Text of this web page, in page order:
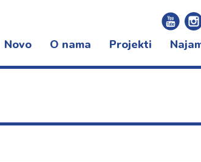
Novo
Novosti
O nama
Djelatnost
Lokacije
Projekti
Koncertna sezona